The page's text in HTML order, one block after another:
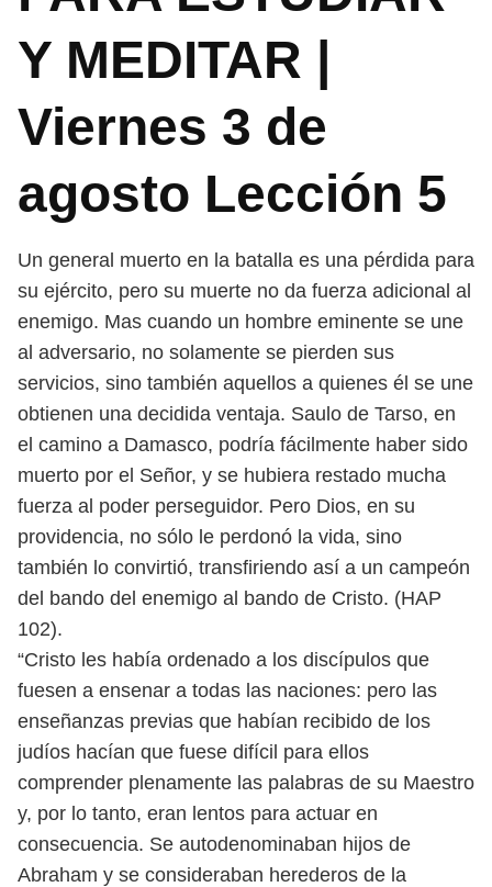
Y MEDITAR |
Viernes 3 de
agosto Lección 5
Un general muerto en la batalla es una pérdida para
su ejército, pero su muerte no da fuerza adicional al
enemigo. Mas cuando un hombre eminente se une
al adversario, no solamente se pierden sus
servicios, sino también aquellos a quienes él se une
obtienen una decidida ventaja. Saulo de Tarso, en
el camino a Damasco, podría fácilmente haber sido
muerto por el Señor, y se hubiera restado mucha
fuerza al poder perseguidor. Pero Dios, en su
providencia, no sólo le perdonó la vida, sino
también lo convirtió, transfiriendo así a un campeón
del bando del enemigo al bando de Cristo. (HAP
102).
“Cristo les había ordenado a los discípulos que
fuesen a ensenar a todas las naciones: pero las
enseñanzas previas que habían recibido de los
judíos hacían que fuese difícil para ellos
comprender plenamente las palabras de su Maestro
y, por lo tanto, eran lentos para actuar en
consecuencia. Se autodenominaban hijos de
Abraham y se consideraban herederos de la